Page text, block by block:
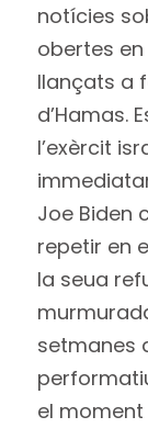
notícies
obertes
llançats a
d’Hamas.
l’exèrcit
Joe Biden
repetir en
la seua
setmanes
el